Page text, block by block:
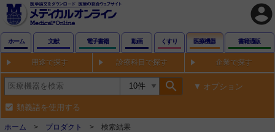
account_circle
ホーム 文献 電子書籍 動画 くすり 医療機器 書籍通販
用途で探す 診療科目で探す 企業で探す
search オプション
類義語を使用する
ホーム プロダクト 検索結果